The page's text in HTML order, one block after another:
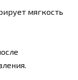
мягкость